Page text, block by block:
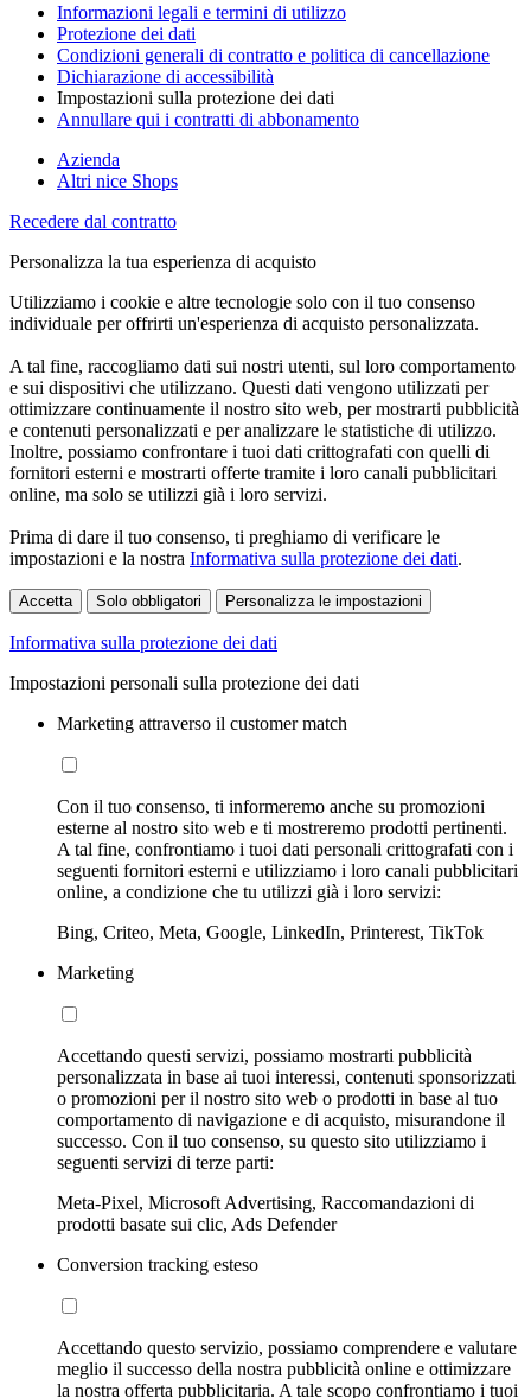
Informazioni legali e termini di utilizzo
Protezione dei dati
Condizioni generali di contratto e politica di cancellazione
Dichiarazione di accessibilità
Impostazioni sulla protezione dei dati
Annullare qui i contratti di abbonamento
Azienda
Altri nice Shops
Recedere dal contratto
Personalizza la tua esperienza di acquisto
Utilizziamo i cookie e altre tecnologie solo con il tuo consenso
individuale per offrirti un'esperienza di acquisto personalizzata.
A tal fine, raccogliamo dati sui nostri utenti, sul loro comportamento
e sui dispositivi che utilizzano. Questi dati vengono utilizzati per
ottimizzare continuamente il nostro sito web, per mostrarti pubblicità
e contenuti personalizzati e per analizzare le statistiche di utilizzo.
Inoltre, possiamo confrontare i tuoi dati crittografati con quelli di
fornitori esterni e mostrarti offerte tramite i loro canali pubblicitari
online, ma solo se utilizzi già i loro servizi.
Prima di dare il tuo consenso, ti preghiamo di verificare le
impostazioni e la nostra Informativa sulla protezione dei dati.
Accetta Solo obbligatori Personalizza le impostazioni
Informativa sulla protezione dei dati
Impostazioni personali sulla protezione dei dati
Marketing attraverso il customer match
Con il tuo consenso, ti informeremo anche su promozioni
esterne al nostro sito web e ti mostreremo prodotti pertinenti.
A tal fine, confrontiamo i tuoi dati personali crittografati con i
seguenti fornitori esterni e utilizziamo i loro canali pubblicitari
online, a condizione che tu utilizzi già i loro servizi:
Bing, Criteo, Meta, Google, LinkedIn, Printerest, TikTok
Marketing
Accettando questi servizi, possiamo mostrarti pubblicità
personalizzata in base ai tuoi interessi, contenuti sponsorizzati
o promozioni per il nostro sito web o prodotti in base al tuo
comportamento di navigazione e di acquisto, misurandone il
successo. Con il tuo consenso, su questo sito utilizziamo i
seguenti servizi di terze parti:
Meta-Pixel, Microsoft Advertising, Raccomandazioni di
prodotti basate sui clic, Ads Defender
Conversion tracking esteso
Accettando questo servizio, possiamo comprendere e valutare
meglio il successo della nostra pubblicità online e ottimizzare
la nostra offerta pubblicitaria. A tale scopo confrontiamo i tuoi